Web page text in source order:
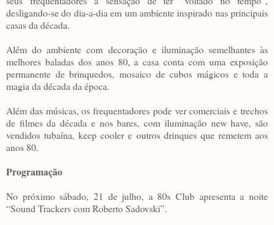
desligando-se do dia-a-dia em um ambiente inspirado nas principais
casas da década.
Além do ambiente com decoração e iluminação semelhantes às
melhores baladas dos anos 80, a casa conta com uma exposição
permanente de brinquedos, mosaico de cubos mágicos e toda a
magia da década da época.
Além das músicas, os frequentadores pode ver comerciais e trechos
de filmes da década e nos bares, com iluminação new have, são
vendidos tubaína, keep cooler e outros drinques que remetem aos
anos 80.
Programação
No próximo sábado, 21 de julho, a 80s Club apresenta a noite
“Sound Trackers com Roberto Sadovski”.